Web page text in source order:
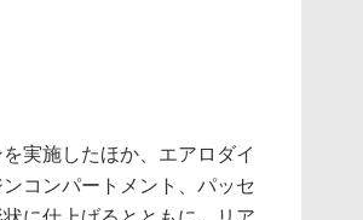
実施したほか、エアロダイ
コンパートメント、パッセ